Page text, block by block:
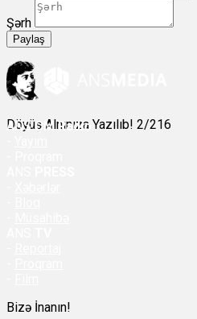
Şərh
Paylaş
Döyüş Alnınıza Yazılıb! 2/216
ANSÇM Radio
Bizə İnanın!